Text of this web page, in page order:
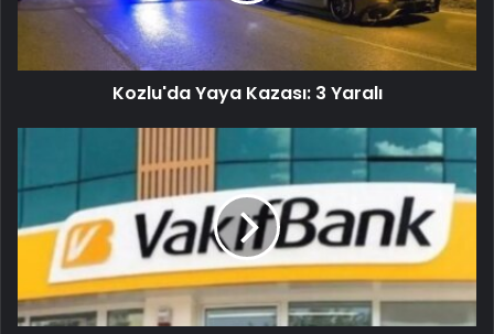
Kozlu'da Yaya Kazası: 3 Yaralı